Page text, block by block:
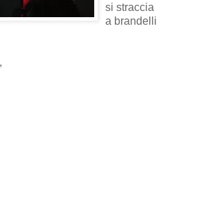
si straccia
a brandelli